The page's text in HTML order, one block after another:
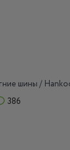
шины /
386